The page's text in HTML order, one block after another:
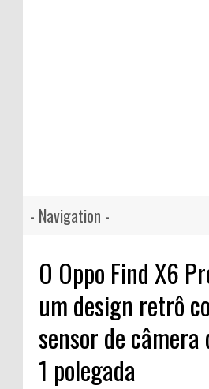
O Oppo Find X6
um design retrô
sensor de câmera
1 polegada